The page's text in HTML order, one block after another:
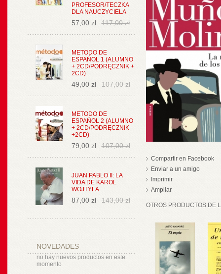
PROFESOR/TECZKA
DLA NAUCZYCIELA
57,00 zł 117,00 zł
METODO DE
ESPAŃOL 1 (ALUMNO
+ 2CD/PODRĘCZNIK +
2CD)
49,00 zł 107,00 zł
METODO DE
ESPAŃOL 2 (ALUMNO
+ 2CD/PODRĘCZNIK
+2CD)
79,00 zł 107,00 zł
JUAN PABLO II: LA
VIDA DE KAROL
WOJTYLA
87,00 zł 143,00 zł
NOVEDADES
no hay nuevos productos en este
momento
Compartir en Facebook
Enviar a un amigo
Imprimir
Ampliar
OTROS PRODUCTOS DE